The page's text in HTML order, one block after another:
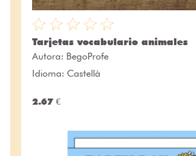
Tarjetas vocabulario animales
Autora: BegoProfe
Idioma: Castellà
2.67 €